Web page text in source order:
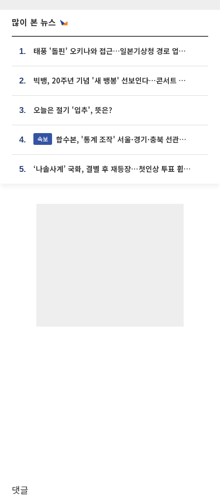
많이 본 뉴스
1. 태풍 '돌핀' 오키나와 접근…일본기상청 경로 업데이트
2. 빅뱅, 20주년 기념 '새 뱅봉' 선보인다⋯콘서트 앞두고 팝업 개최
3. 오늘은 절기 '입추', 뜻은?
4. 속보 합수본, '통계 조작' 서울·경기·충북 선관위 등 추가 압수수색
5. ‘나솔사계’ 국화, 결별 후 재등장⋯첫인상 투표 휩쓸고 ‘인기녀’ 등극
댓글